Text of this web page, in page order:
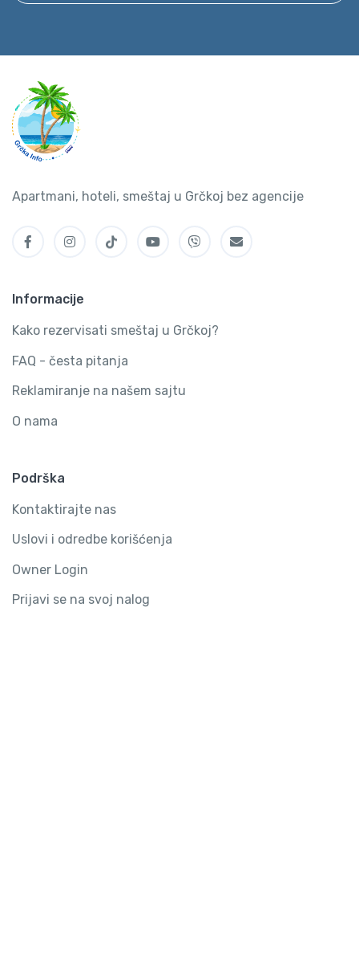
Apartmani, hoteli, smeštaj u Grčkoj bez agencije
Informacije
Kako rezervisati smeštaj u Grčkoj?
FAQ - česta pitanja
Reklamiranje na našem sajtu
O nama
Podrška
Kontaktirajte nas
Uslovi i odredbe korišćenja
Owner Login
Prijavi se na svoj nalog